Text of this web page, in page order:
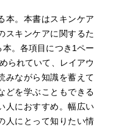
本。本書はスキンケア
スキンケアに関するた
。各項目につき1ペー
られていて、レイアウ
みながら知識を蓄えて
どを学ぶこともできる
人におすすめ。幅広い
人にとって知りたい情